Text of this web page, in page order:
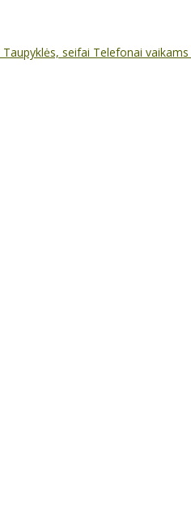
Taupyklės, seifai Telefonai vaikams